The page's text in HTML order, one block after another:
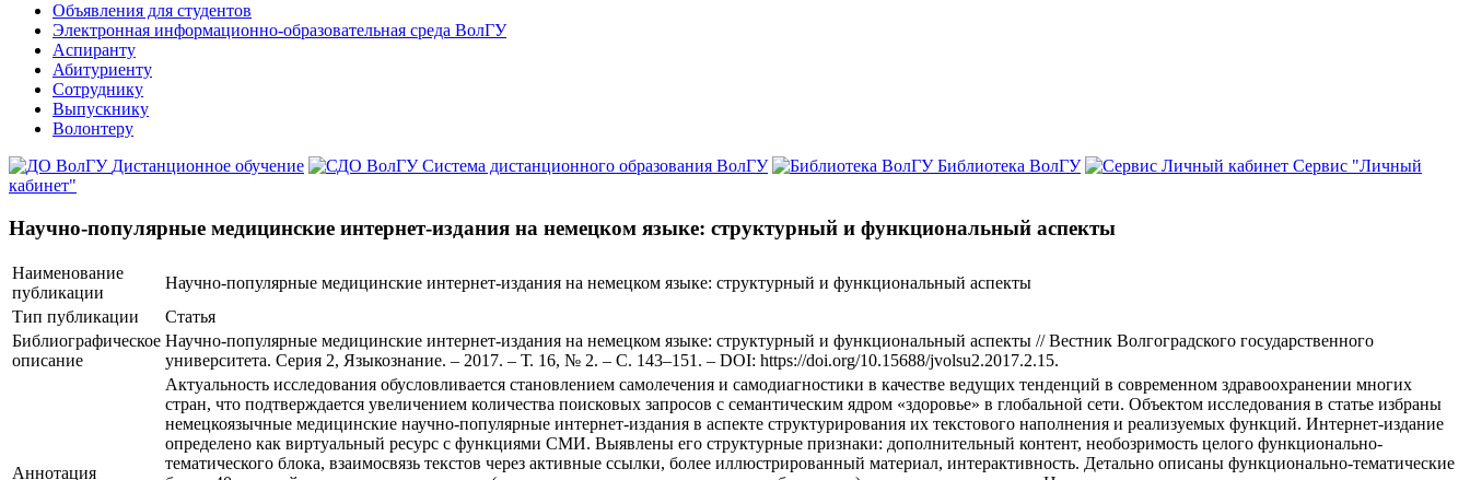
Объявления для студентов
Электронная информационно-образовательная среда ВолГУ
Аспиранту
Абитуриенту
Сотруднику
Выпускнику
Волонтеру
Дистанционное обучение
Система дистанционного образования ВолГУ Библиотека ВолГУ
Сервис "Личный
кабинет"
Научно-популярные медицинские интернет-издания на немецком языке: структурный и функциональный аспекты
Наименование
публикации
Научно-популярные медицинские интернет-издания на немецком языке: структурный и функциональный аспекты
Тип публикации
Статья
Библиографическое
описание
Научно-популярные медицинские интернет-издания на немецком языке: структурный и функциональный аспекты // Вестник Волгоградского государственного
университета. Серия 2, Языкознание. – 2017. – Т. 16, № 2. – С. 143–151. – DOI: https://doi.org/10.15688/jvolsu2.2017.2.15.
Аннотация
Актуальность исследования обусловливается становлением самолечения и самодиагностики в качестве ведущих тенденций в современном здравоохранении многих
стран, что подтверждается увеличением количества поисковых запросов с семантическим ядром «здоровье» в глобальной сети. Объектом исследования в статье избраны
немецкоязычные медицинские научно-популярные интернет-издания в аспекте структурирования их текстового наполнения и реализуемых функций. Интернет-издание
определено как виртуальный ресурс с функциями СМИ. Выявлены его структурные признаки: дополнительный контент, необозримость целого функционально-
тематического блока, взаимосвязь текстов через активные ссылки, более иллюстрированный материал, интерактивность. Детально описаны функционально-тематические